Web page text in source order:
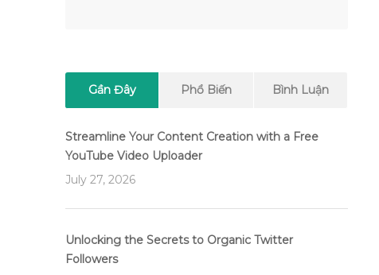
Gần Đây Phổ Biến Bình Luận
Streamline Your Content Creation with a Free
YouTube Video Uploader
July 27, 2026
Unlocking the Secrets to Organic Twitter
Followers